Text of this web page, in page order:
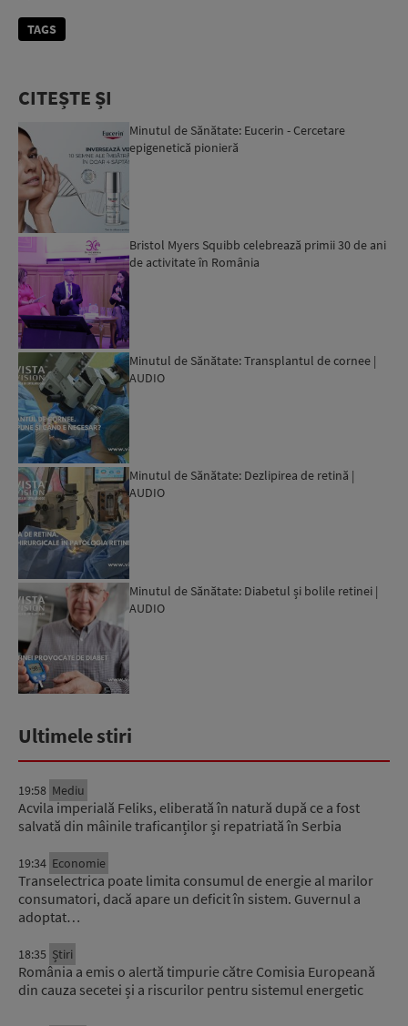
TAGS
CITEȘTE ȘI
Minutul de Sănătate: Eucerin - Cercetare
epigenetică pionieră
Bristol Myers Squibb celebrează primii 30 de ani
de activitate în România
Minutul de Sănătate: Transplantul de cornee |
AUDIO
Minutul de Sănătate: Dezlipirea de retină |
AUDIO
Minutul de Sănătate: Diabetul și bolile retinei |
AUDIO
Ultimele stiri
19:58 Mediu
Acvila imperială Feliks, eliberată în natură după ce a fost
salvată din mâinile traficanților și repatriată în Serbia
19:34 Economie
Transelectrica poate limita consumul de energie al marilor
consumatori, dacă apare un deficit în sistem. Guvernul a
adoptat…
18:35 Știri
România a emis o alertă timpurie către Comisia Europeană
din cauza secetei și a riscurilor pentru sistemul energetic